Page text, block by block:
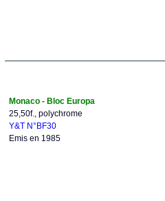
Monaco - Bloc Europa
25,50f., polychrome
Y&T N°BF30
Emis en 1985